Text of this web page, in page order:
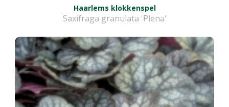
Haarlems klokkenspel
Saxifraga granulata 'Plena'